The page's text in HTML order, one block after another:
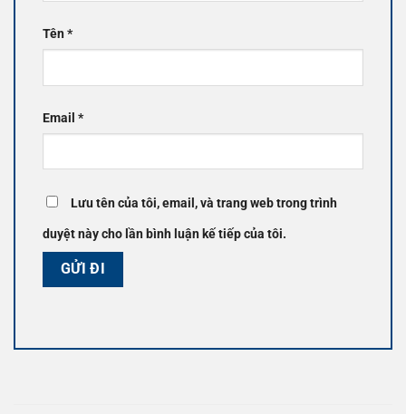
Tên*
Email *
Lưu tên của tôi, email, và trang web trong trình
duyệt này cho lần bình luận kế tiếp của tôi.